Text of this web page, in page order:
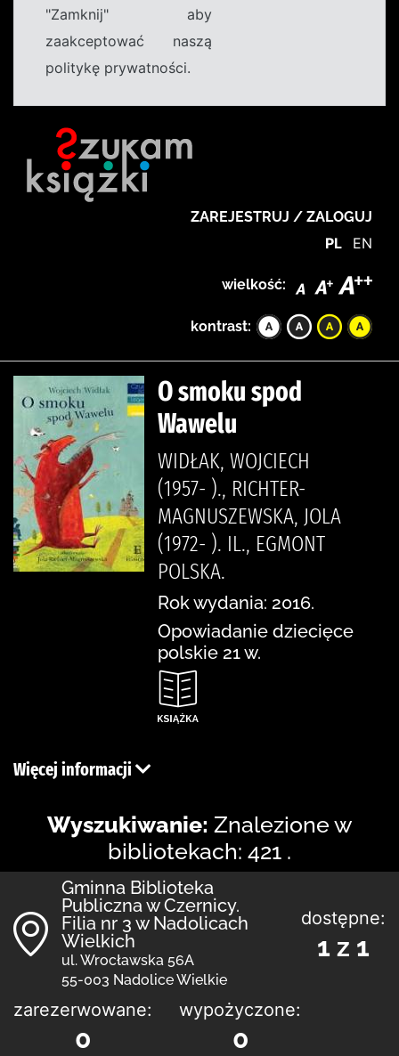
"Zamknij" aby
zaakceptować naszą
politykę prywatności.
ZAREJESTRUJ / ZALOGUJ
PL EN
wielkość:
kontrast:
O smoku spod
Wawelu
WIDŁAK, WOJCIECH
(1957- )., RICHTER-
MAGNUSZEWSKA, JOLA
(1972- ). IL., EGMONT
POLSKA.
Rok wydania: 2016.
Opowiadanie dziecięce
polskie 21 w.
Więcej informacji
Wyszukiwanie: Znalezione w
bibliotekach: 421 .
Gminna Biblioteka
Publiczna w Czernicy.
Filia nr 3 w Nadolicach
Wielkich
ul. Wrocławska 56A
55-003 Nadolice Wielkie
dostępne:
1 z 1
zarezerwowane:
0
wypożyczone:
0